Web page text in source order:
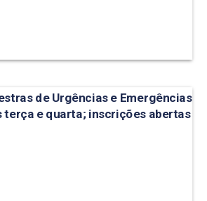
de Urgências e Emergências
terça e quarta; inscrições abertas